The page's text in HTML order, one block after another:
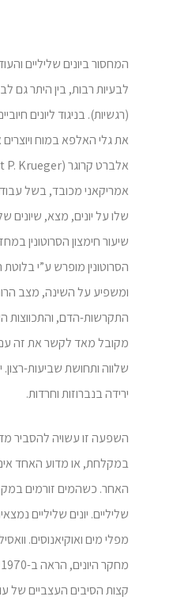
המחסור ביונים שליליים
לבעיות רבות, בין היתר גם
(רגשיות). בניגוד ליונים
את גלי האלפא במוח
אמריקאני מכובד, בשל
שלו על יונים, מצא, שיונים
שיעור חימצון הסרוטונין
הסרוטונין מופרש ע”י
ומשפיע על השינה, מצב
התקרשות-הדם, והתכווצות
מקובל מאד לקשר את זה
שלווה ותחושת שביעות-רצון.
ירידה בנברוזות וחרדות.
השפעה זו עשויה להסביר
במקלחת, או מדוע האחד
האחר. כשהמים זורמים
שליליים. יונים שליליים
מפלי מים ואוקיאנוסים.
קצות הסיבים העצביים של